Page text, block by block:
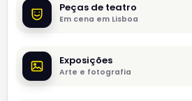
Peças de teatro
Em cena em Lisboa
Exposições
Arte e fotografia